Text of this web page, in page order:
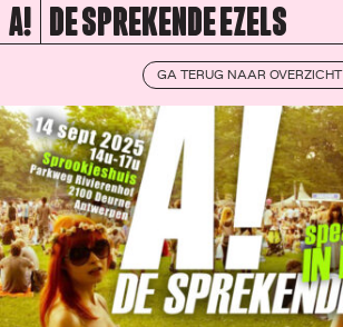
A! DE SPREKENDE EZELS
GA TERUG NAAR OVERZICHT